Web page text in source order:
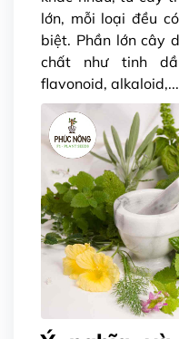
lớn, mỗi loại đều
biệt. Phần lớn cây
chất như tinh
flavonoid,